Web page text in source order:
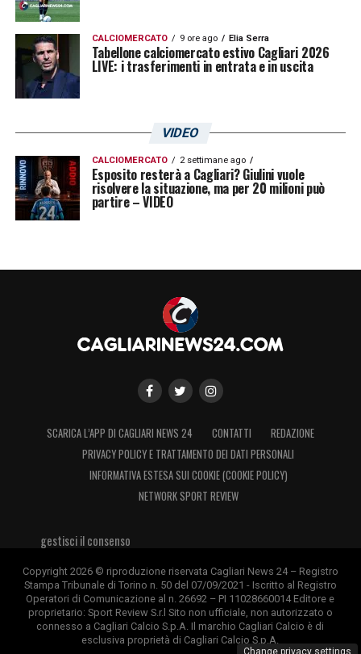
CALCIOMERCATO 9 ore ago Elia Serra
Tabellone calciomercato estivo Cagliari 2026
LIVE: i trasferimenti in entrata e in uscita
VIDEO
CALCIOMERCATO 2 settimane ago
Esposito resterà a Cagliari? Giulini vuole
risolvere la situazione, ma per 20 milioni può
partire – VIDEO
SCARICA L’APP DI CAGLIARI NEWS 24 CONTATTI
REDAZIONE
PRIVACY POLICY E TRATTAMENTO DEI DATI PERSONALI
INFORMATIVA ESTESA SUI COOKIE (COOKIE POLICY)
NETWORK SPORT REVIEW
gestisci il consenso
Copyright 2026 © riproduzione riservata Cagliari News 24 – Registro
Stampa Tribunale di Torino n. 50 del 07/09/2021 - Iscritto al Registro
Operatori di Comunicazione al n. 26692 – PI 11028660014 Editore e
proprietario: Sport Review S.r.l Sito non ufficiale, non autorizzato o
connesso a Cagliari Calcio S.p.A. Il marchio Cagliari Calcio è di
esclusiva proprietà di Cagliari Calcio S.p.A.
Change privacy settings